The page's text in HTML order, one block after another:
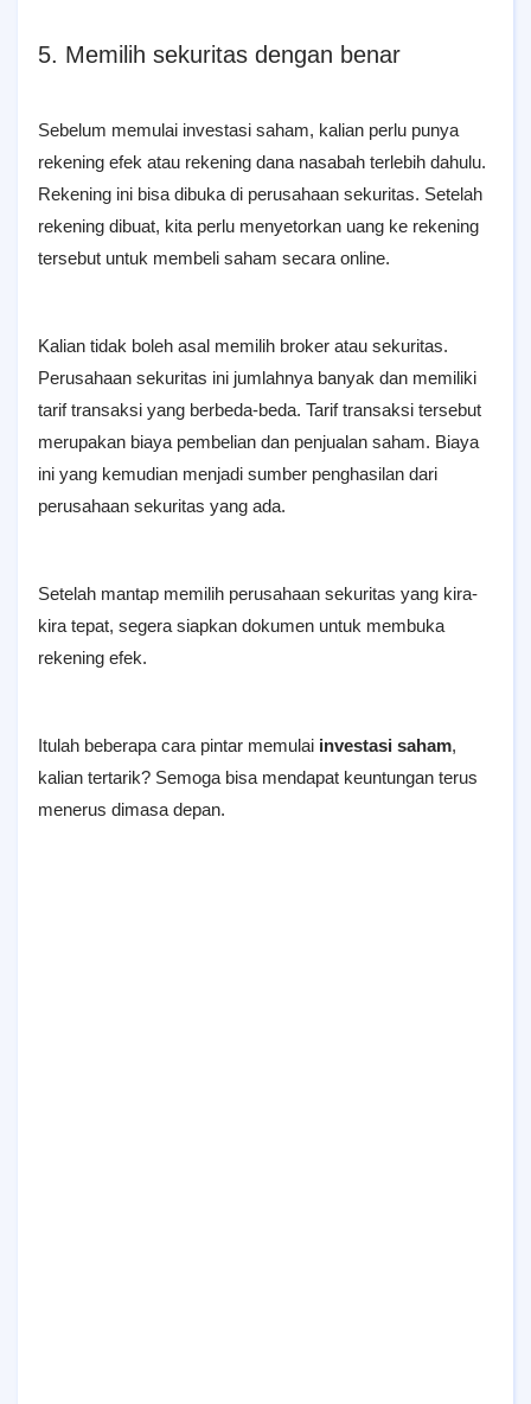
5. Memilih sekuritas dengan benar
Sebelum memulai investasi saham, kalian perlu punya
rekening efek atau rekening dana nasabah terlebih dahulu.
Rekening ini bisa dibuka di perusahaan sekuritas. Setelah
rekening dibuat, kita perlu menyetorkan uang ke rekening
tersebut untuk membeli saham secara online.
Kalian tidak boleh asal memilih broker atau sekuritas.
Perusahaan sekuritas ini jumlahnya banyak dan memiliki
tarif transaksi yang berbeda-beda. Tarif transaksi tersebut
merupakan biaya pembelian dan penjualan saham. Biaya
ini yang kemudian menjadi sumber penghasilan dari
perusahaan sekuritas yang ada.
Setelah mantap memilih perusahaan sekuritas yang kira-
kira tepat, segera siapkan dokumen untuk membuka
rekening efek.
Itulah beberapa cara pintar memulai investasi saham,
kalian tertarik? Semoga bisa mendapat keuntungan terus
menerus dimasa depan.